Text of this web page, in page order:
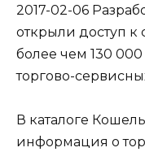
2017-02-06
открыли доступ к
более чем 130
торгово-
В каталоге
информация о